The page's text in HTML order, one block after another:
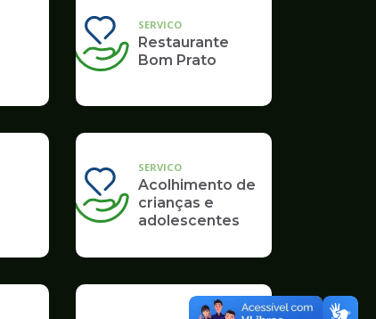
SERVICO
Restaurante
Bom Prato
SERVICO
Acolhimento de
crianças e
adolescentes